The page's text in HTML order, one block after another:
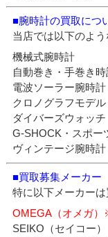
■腕時計の買取につ
当店では以下のよ
機械式腕時計
自動巻き・手巻き時
電波ソーラー腕時計
クロノグラフモデル
ダイバーズウォッチ
G-SHOCK・スポー
ヴィンテージ腕時計
■買取募集メーカー
特に以下メーカーは
OMEGA（オメガ
SEIKO（セイコー）